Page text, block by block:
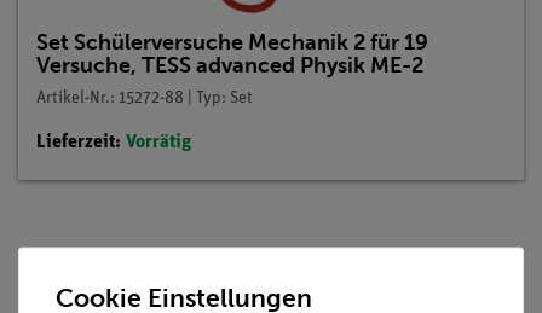
Set Schülerversuche Mechanik 2 für 19
Versuche, TESS advanced Physik ME-2
Artikel-Nr.: 15272-88 | Typ: Set
Lieferzeit: Vorrätig
Cookie Einstellungen